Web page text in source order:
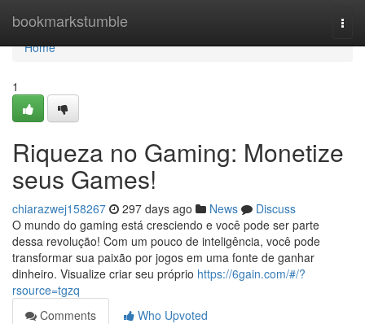
bookmarkstumble
Home
Home
1
Riqueza no Gaming: Monetize
seus Games!
chiarazwej158267 297 days ago News
Discuss
O mundo do gaming está cresciendo e você pode ser parte
dessa revolução! Com um pouco de inteligência, você pode
transformar sua paixão por jogos em uma fonte de ganhar
dinheiro. Visualize criar seu próprio https://6gain.com/#/?
rsource=tgzq
Comments
Who Upvoted